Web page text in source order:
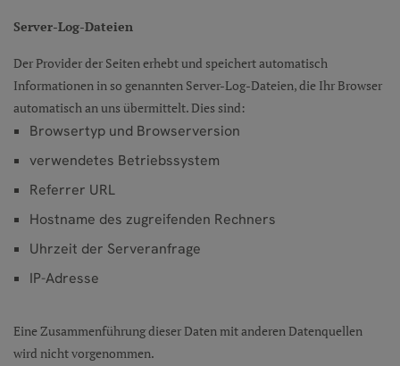
Server-Log-Dateien
Der Provider der Seiten erhebt und speichert automatisch
Informationen in so genannten Server-Log-Dateien, die Ihr Browser
automatisch an uns übermittelt. Dies sind:
Browsertyp und Browserversion
verwendetes Betriebssystem
Referrer URL
Hostname des zugreifenden Rechners
Uhrzeit der Serveranfrage
IP-Adresse
Eine Zusammenführung dieser Daten mit anderen Datenquellen
wird nicht vorgenommen.